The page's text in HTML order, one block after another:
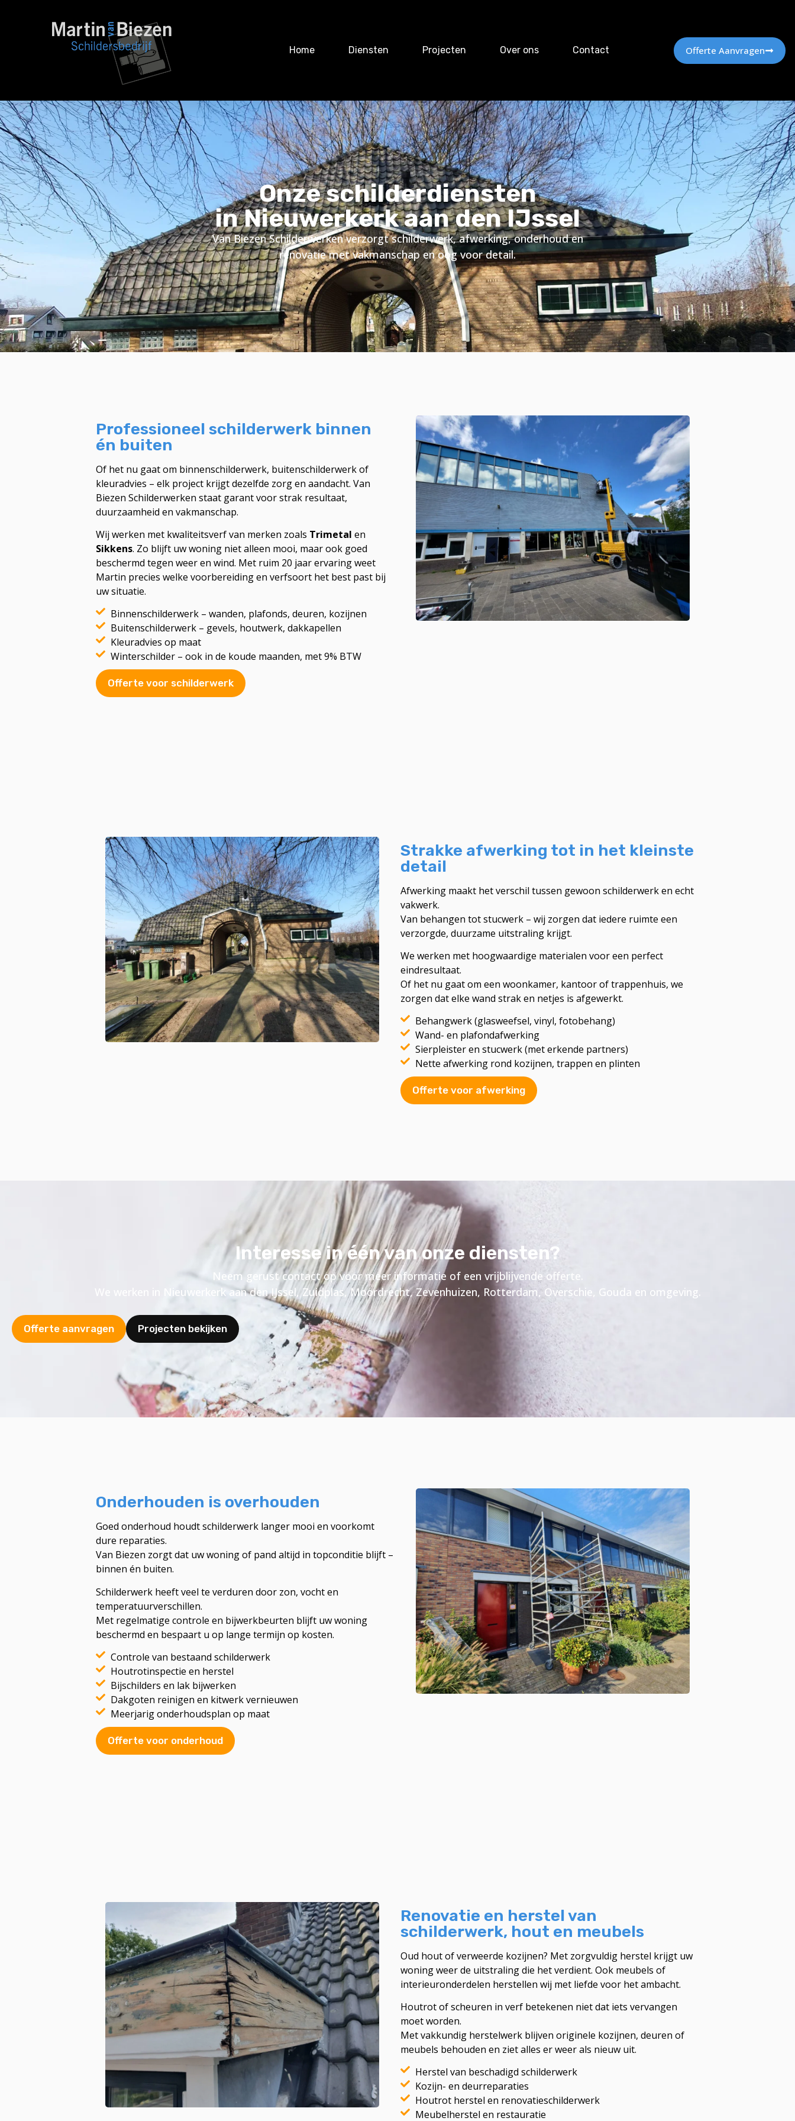
Home Diensten Projecten Over ons Contact Offerte Aanvragen
Onze schilderdiensten
in Nieuwerkerk aan den IJssel
Van Biezen Schilderwerken verzorgt schilderwerk, afwerking, onderhoud en
renovatie met vakmanschap en oog voor detail.
Professioneel schilderwerk binnen
én buiten
Of het nu gaat om binnenschilderwerk, buitenschilderwerk of
kleuradvies – elk project krijgt dezelfde zorg en aandacht. Van
Biezen Schilderwerken staat garant voor strak resultaat,
duurzaamheid en vakmanschap.
Wij werken met kwaliteitsverf van merken zoals Trimetal en
Sikkens. Zo blijft uw woning niet alleen mooi, maar ook goed
beschermd tegen weer en wind. Met ruim 20 jaar ervaring weet
Martin precies welke voorbereiding en verfsoort het best past bij
uw situatie.
Binnenschilderwerk – wanden, plafonds, deuren, kozijnen
Buitenschilderwerk – gevels, houtwerk, dakkapellen
Kleuradvies op maat
Winterschilder – ook in de koude maanden, met 9% BTW
Offerte voor schilderwerk
Strakke afwerking tot in het kleinste
detail
Afwerking maakt het verschil tussen gewoon schilderwerk en echt
vakwerk.
Van behangen tot stucwerk – wij zorgen dat iedere ruimte een
verzorgde, duurzame uitstraling krijgt.
We werken met hoogwaardige materialen voor een perfect
eindresultaat.
Of het nu gaat om een woonkamer, kantoor of trappenhuis, we
zorgen dat elke wand strak en netjes is afgewerkt.
Behangwerk (glasweefsel, vinyl, fotobehang)
Wand- en plafondafwerking
Sierpleister en stucwerk (met erkende partners)
Nette afwerking rond kozijnen, trappen en plinten
Offerte voor afwerking
Interesse in één van onze diensten?
Neem gerust contact op voor meer informatie of een vrijblijvende offerte.
We werken in Nieuwerkerk aan den IJssel, Zuidplas, Moordrecht, Zevenhuizen, Rotterdam, Overschie, Gouda en omgeving.
Offerte aanvragen Projecten bekijken
Onderhouden is overhouden
Goed onderhoud houdt schilderwerk langer mooi en voorkomt
dure reparaties.
Van Biezen zorgt dat uw woning of pand altijd in topconditie blijft –
binnen én buiten.
Schilderwerk heeft veel te verduren door zon, vocht en
temperatuurverschillen.
Met regelmatige controle en bijwerkbeurten blijft uw woning
beschermd en bespaart u op lange termijn op kosten.
Controle van bestaand schilderwerk
Houtrotinspectie en herstel
Bijschilders en lak bijwerken
Dakgoten reinigen en kitwerk vernieuwen
Meerjarig onderhoudsplan op maat
Offerte voor onderhoud
Renovatie en herstel van
schilderwerk, hout en meubels
Oud hout of verweerde kozijnen? Met zorgvuldig herstel krijgt uw
woning weer de uitstraling die het verdient. Ook meubels of
interieuronderdelen herstellen wij met liefde voor het ambacht.
Houtrot of scheuren in verf betekenen niet dat iets vervangen
moet worden.
Met vakkundig herstelwerk blijven originele kozijnen, deuren of
meubels behouden en ziet alles er weer als nieuw uit.
Herstel van beschadigd schilderwerk
Kozijn- en deurreparaties
Houtrot herstel en renovatieschilderwerk
Meubelherstel en restauratie